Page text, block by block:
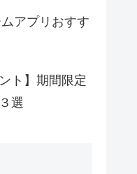
アプリおすす
ト】期間限定
選